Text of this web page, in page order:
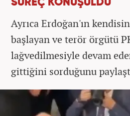
SÜREÇ KONUŞULDU
Ayrıca Erdoğan'ın
başlayan ve terör örgütü
lağvedilmesiyle devam
gittiğini sorduğunu